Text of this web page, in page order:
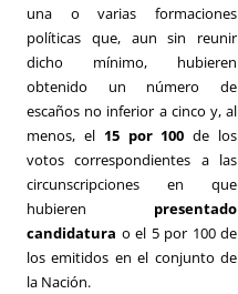
una o varias formaciones
políticas que, aun sin reunir
dicho mínimo, hubieren
obtenido un número de
escaños no inferior a cinco y, al
menos, el 15 por 100 de los
votos correspondientes a las
circunscripciones en que
hubieren presentado
candidatura o el 5 por 100 de
los emitidos en el conjunto de
la Nación.